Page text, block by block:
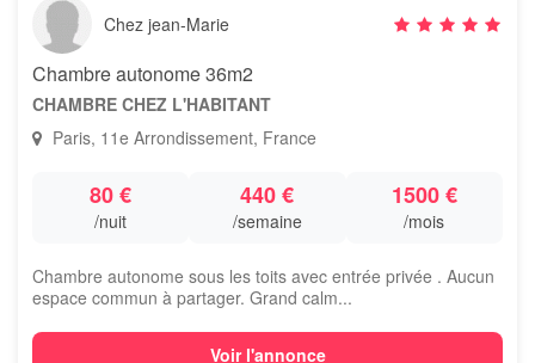
Chez jean-Marie
Chambre autonome 36m2
CHAMBRE CHEZ L'HABITANT
Paris, 11e Arrondissement, France
80 €
/nuit
440 €
/semaine
1500 €
/mois
Chambre autonome sous les toits avec entrée privée . Aucun
espace commun à partager. Grand calm...
Voir l'annonce